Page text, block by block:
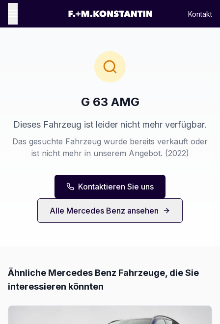
Kontakt
G 63 AMG
Dieses Fahrzeug ist leider nicht mehr verfügbar.
Das gesuchte Fahrzeug wurde bereits verkauft oder
ist nicht mehr in unserem Angebot. (2022)
Kontaktieren Sie uns
Alle Mercedes Benz ansehen
Ähnliche Mercedes Benz Fahrzeuge, die Sie
interessieren könnten